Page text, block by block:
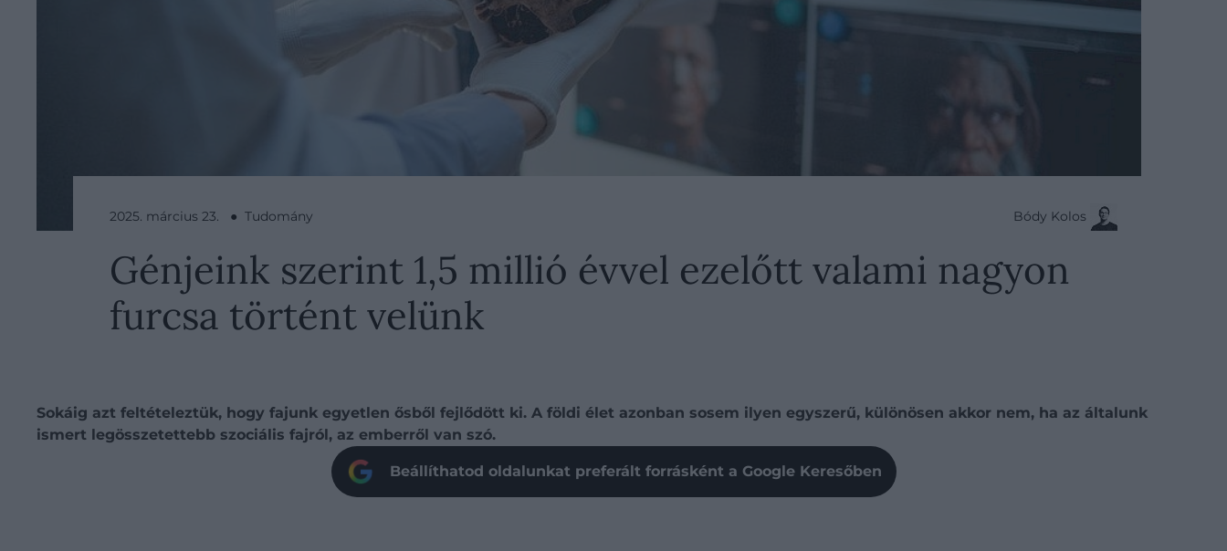
2025. március 23. ● Tudomány Bódy Kolos
Génjeink szerint 1,5 millió évvel ezelőtt valami nagyon
furcsa történt velünk
Sokáig azt feltételeztük, hogy fajunk egyetlen ősből fejlődött ki. A földi élet azonban sosem ilyen egyszerű, különösen akkor nem, ha az általunk
ismert legösszetettebb szociális fajról, az emberről van szó.
Beállíthatod oldalunkat preferált forrásként a Google Keresőben